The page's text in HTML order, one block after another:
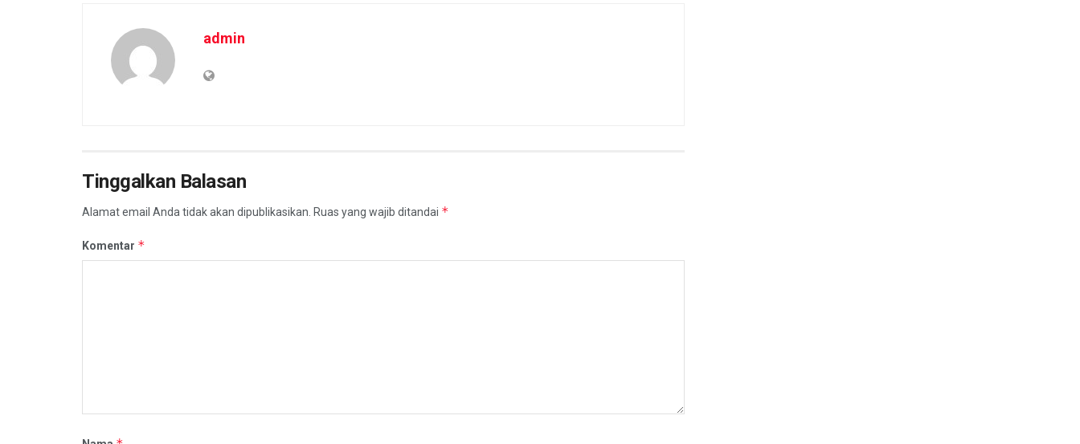
admin
Tinggalkan Balasan
Alamat email Anda tidak akan dipublikasikan. Ruas yang wajib ditandai *
Komentar *